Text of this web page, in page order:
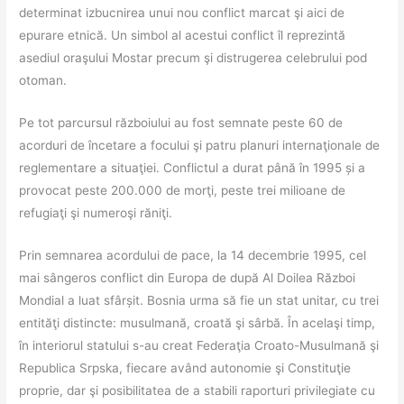
determinat izbucnirea unui nou conflict marcat şi aici de
epurare etnică. Un simbol al acestui conflict îl reprezintă
asediul oraşului Mostar precum şi distrugerea celebrului pod
otoman.
Pe tot parcursul războiului au fost semnate peste 60 de
acorduri de încetare a focului şi patru planuri internaţionale de
reglementare a situaţiei. Conflictul a durat până în 1995 și a
provocat peste 200.000 de morţi, peste trei milioane de
refugiaţi şi numeroşi răniţi.
Prin semnarea acordului de pace, la 14 decembrie 1995, cel
mai sângeros conflict din Europa de după Al Doilea Război
Mondial a luat sfârșit. Bosnia urma să fie un stat unitar, cu trei
entităţi distincte: musulmană, croată şi sârbă. În acelaşi timp,
în interiorul statului s-au creat Federaţia Croato-Musulmană şi
Republica Srpska, fiecare având autonomie şi Constituţie
proprie, dar şi posibilitatea de a stabili raporturi privilegiate cu